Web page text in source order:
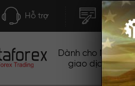
Hỗ trợ Mở tài
Dành cho Nhà
giao dịch